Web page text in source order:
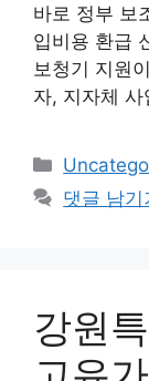
바로 정부 보
입비용 환급
보청기 지원
자, 지자체
카
테
고
댓글 남기
강원